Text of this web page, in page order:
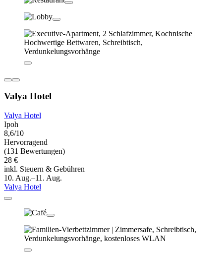
Valya Hotel
Valya Hotel
Ipoh
8,6/10
Hervorragend
(131 Bewertungen)
28 €
inkl. Steuern & Gebühren
10. Aug.–11. Aug.
Valya Hotel